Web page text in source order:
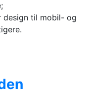
design til mobil- og